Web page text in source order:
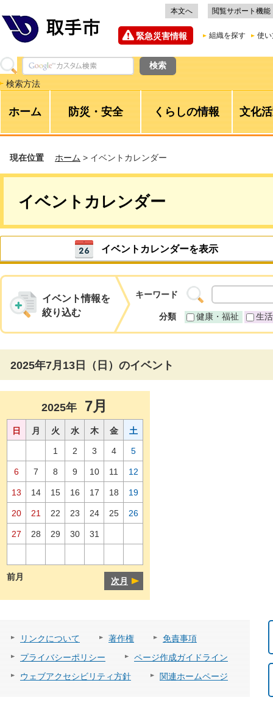
本文へ 閲覧サポート機能
緊急災害情報 組織を探す 使
検索方法
ホーム 防災・安全 くらしの情報 文化
現在位置 ホーム > イベントカレンダー
イベントカレンダー
イベントカレンダーを表示
イベント情報を
絞り込む
キーワード
分類 健康・福祉 生活
2025年7月13日（日）のイベント
2025年 7月
日 月 火 水 木 金 土
1 2 3 4 5
6 7 8 9 10 11 12
13 14 15 16 17 18 19
20 21 22 23 24 25 26
27 28 29 30 31
前月 次月
リンクについて 著作権
免責事項
プライバシーポリシー
ページ作成ガイドライン
ウェブアクセシビリティ方針
関連ホームページ